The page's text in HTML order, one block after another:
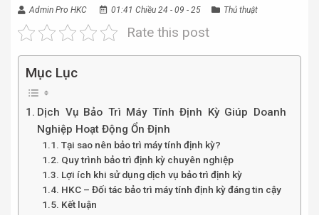
Admin Pro HKC 01:41 Chiều 24 - 09 - 25 Thủ thuật
Rate this post
Mục Lục
Dịch Vụ Bảo Trì Máy Tính Định Kỳ Giúp Doanh
Nghiệp Hoạt Động Ổn Định
Tại sao nên bảo trì máy tính định kỳ?
Quy trình bảo trì định kỳ chuyên nghiệp
Lợi ích khi sử dụng dịch vụ bảo trì định kỳ
HKC – Đối tác bảo trì máy tính định kỳ đáng tin cậy
Kết luận